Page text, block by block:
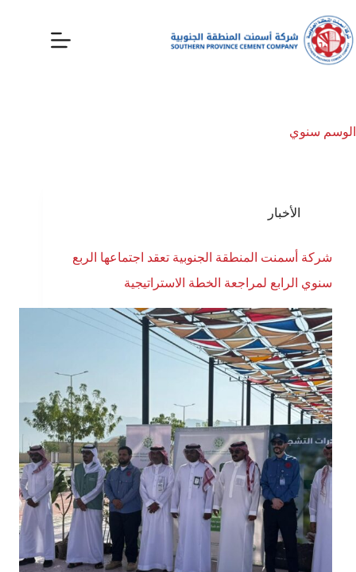
الوسم سنوي
الأخبار
شركة أسمنت المنطقة الجنوبية تعقد اجتماعها الربع
سنوي الرابع لمراجعة الخطة الاستراتيجية